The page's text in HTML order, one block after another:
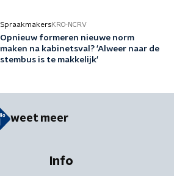
SpraakmakersKRO-NCRV
Opnieuw formeren nieuwe norm
maken na kabinetsval? 'Alweer naar de
stembus is te makkelijk'
weet meer
Info